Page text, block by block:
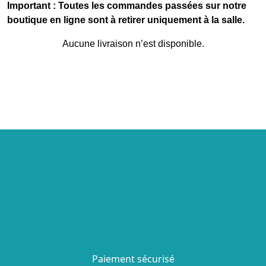
Important : Toutes les commandes passées sur notre
boutique en ligne sont à retirer uniquement à la salle.
Aucune livraison n’est disponible.
Paiement sécurisé